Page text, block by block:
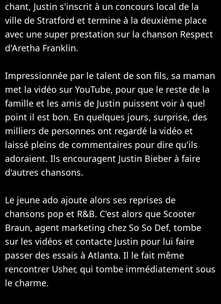
chant, Justin s'inscrit à un concours local de la
ville de Stratford et termine à la deuxième place
avec une super prestation sur la chanson Respect
d'Aretha Franklin.
Impressionnée par le talent de son fils, sa maman
met la vidéo sur YouTube, pour que le reste de la
famille et les amis de Justin puissent voir à quel
point il est bon. En quelques jours, surprise, des
milliers de personnes ont regardé la vidéo et
laissé pleins de commentaires pour dire qu'ils
adoraient. Ils encouragent Justin Bieber à faire
d'autres chansons.
Le jeune ado ajoute alors ses reprises de
chansons pop et R&B. C'est alors que Scooter
Braun, agent marketing chez So So Def, tombe
sur les vidéos et contacte Justin pour lui faire
passer des essais à Atlanta. Il le fait même
rencontrer Usher, qui tombe immédiatement sous
le charme.